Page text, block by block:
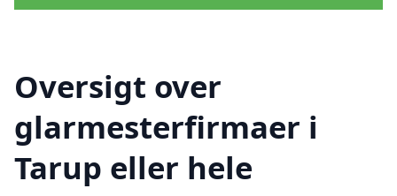
Oversigt over
glarmesterfirmaer i
Tarup eller hele